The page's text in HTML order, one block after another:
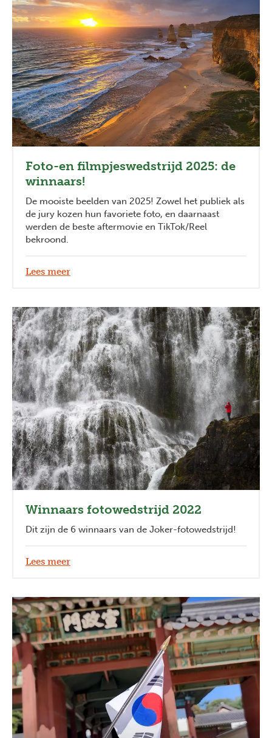
Foto-en filmpjeswedstrijd 2025: de
winnaars!
De mooiste beelden van 2025! Zowel het publiek als
de jury kozen hun favoriete foto, en daarnaast
werden de beste aftermovie en TikTok/Reel
bekroond.
Lees meer
Winnaars fotowedstrijd 2022
Dit zijn de 6 winnaars van de Joker-fotowedstrijd!
Lees meer